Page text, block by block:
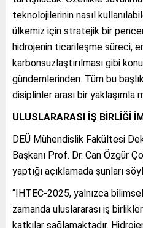
teknolojilerinin nasıl
ülkemiz için stratejik bir
hidrojenin ticarileşme süreci,
karbonsuzlaştırılması gibi
gündemlerinden. Tüm bu
disiplinler arası bir yaklaşımla
ULUSLARARASI İŞ BİRLİĞİ
DEÜ Mühendislik Fakültesi
Başkanı Prof. Dr. Can Özgür
yaptığı açıklamada şunları
“IHTEC-2025, yalnızca
zamanda uluslararası iş
katkılar sağlamaktadır.